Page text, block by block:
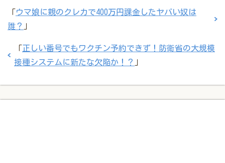
「ウマ娘に親のクレカで400万円課金したヤバい奴は
誰？ 」
「正しい番号でもワクチン予約できず！防衛省の大規模
接種システムに新たな欠陥か！？ 」